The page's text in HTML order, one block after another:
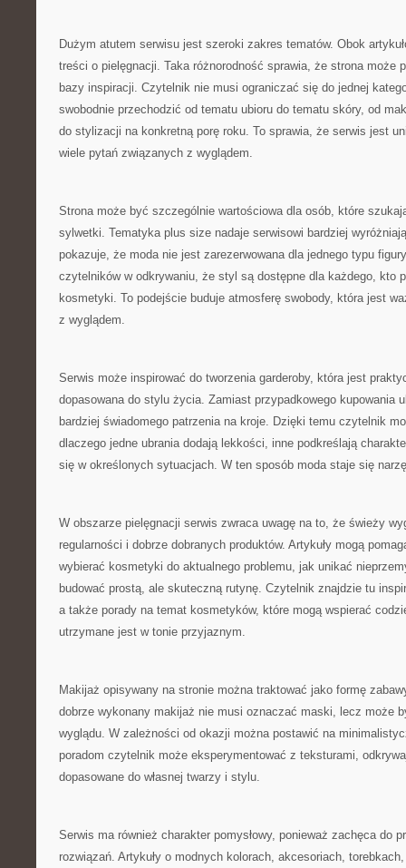
Dużym atutem serwisu jest szeroki zakres tematów. Obok
treści o pielęgnacji. Taka różnorodność sprawia, że strona może
bazy inspiracji. Czytelnik nie musi ograniczać się do jednej
swobodnie przechodzić od tematu ubioru do tematu skóry, od
do stylizacji na konkretną porę roku. To sprawia, że serwis jest
wiele pytań związanych z wyglądem.
Strona może być szczególnie wartościowa dla osób, które
sylwetki. Tematyka plus size nadaje serwisowi bardziej
pokazuje, że moda nie jest zarezerwowana dla jednego typu
czytelników w odkrywaniu, że styl są dostępne dla każdego, kto
kosmetyki. To podejście buduje atmosferę swobody, która jest
z wyglądem.
Serwis może inspirować do tworzenia garderoby, która jest
dopasowana do stylu życia. Zamiast przypadkowego kupowania
bardziej świadomego patrzenia na kroje. Dzięki temu czytelnik
dlaczego jedne ubrania dodają lekkości, inne podkreślają
się w określonych sytuacjach. W ten sposób moda staje się
W obszarze pielęgnacji serwis zwraca uwagę na to, że świeży
regularności i dobrze dobranych produktów. Artykuły mogą
wybierać kosmetyki do aktualnego problemu, jak unikać
budować prostą, ale skuteczną rutynę. Czytelnik znajdzie tu
a także porady na temat kosmetyków, które mogą wspierać
utrzymane jest w tonie przyjaznym.
Makijaż opisywany na stronie można traktować jako formę
dobrze wykonany makijaż nie musi oznaczać maski, lecz może
wyglądu. W zależności od okazji można postawić na
poradom czytelnik może eksperymentować z teksturami,
dopasowane do własnej twarzy i stylu.
Serwis ma również charakter pomysłowy, ponieważ zachęca do
rozwiązań. Artykuły o modnych kolorach, akcesoriach,